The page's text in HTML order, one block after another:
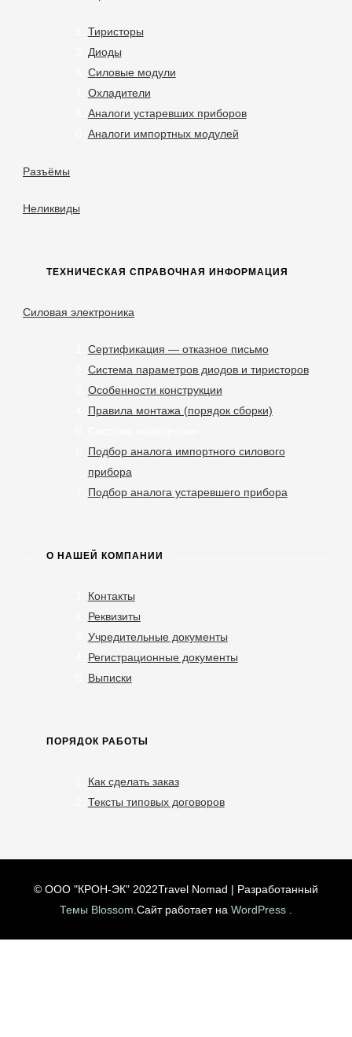
Тиристоры
Диоды
Силовые модули
Охладители
Аналоги устаревших приборов
Аналоги импортных модулей
Разъёмы
Неликвиды
ТЕХНИЧЕСКАЯ СПРАВОЧНАЯ ИНФОРМАЦИЯ
Силовая электроника
Сертификация — отказное письмо
Система параметров диодов и тиристоров
Особенности конструкции
Правила монтажа (порядок сборки)
Подбор аналога импортного силового
прибора
Подбор аналога устаревшего прибора
О НАШЕЙ КОМПАНИИ
Контакты
Реквизиты
Учредительные документы
Регистрационные документы
Выписки
ПОРЯДОК РАБОТЫ
Как сделать заказ
Тексты типовых договоров
© ООО "КРОН-ЭК" 2022Travel Nomad | Разработанный
Темы Blossom .Сайт работает на WordPress